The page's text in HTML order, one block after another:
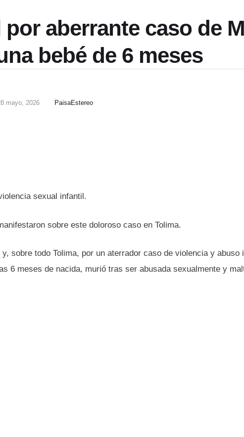
aberrante caso de
bebé de 6 meses
mayo, 2026 PaisaEstereo
sexual infantil.
sobre este doloroso caso en Tolima.
sobre todo Tolima, por un aterrador caso de violencia y abuso
6 meses de nacida, murió tras ser abusada sexualmente y